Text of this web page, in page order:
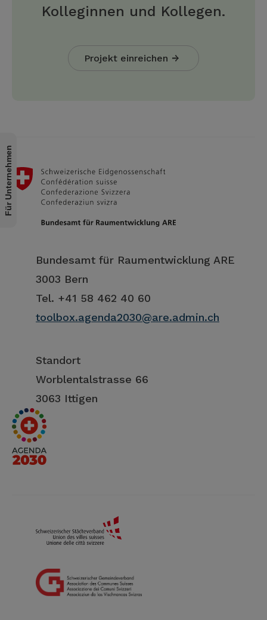
Kolleginnen und Kollegen.
Projekt einreichen
Bundesamt für Raumentwicklung ARE
3003 Bern
Tel. +41 58 462 40 60
toolbox.agenda2030@are.admin.ch
Standort
Worblentalstrasse 66
3063 Ittigen
Für Unternehmen